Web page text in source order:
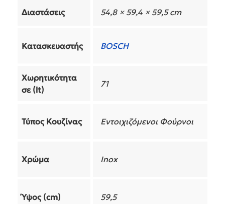
Διαστάσεις 54,8 × 59,4 × 59,5 cm
Κατασκευαστής BOSCH
Χωρητικότητα
σε (lt)
71
Τύπος Κουζίνας Εντοιχιζόμενοι Φούρνοι
Χρώμα Inox
Ύψος (cm) 59,5